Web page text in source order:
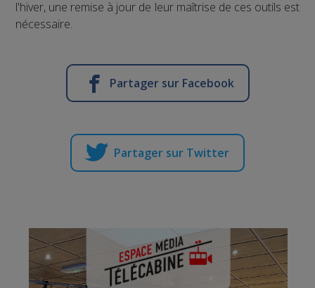
l'hiver, une remise à jour de leur maîtrise de ces outils est
nécessaire.
Partager sur Facebook
Partager sur Twitter